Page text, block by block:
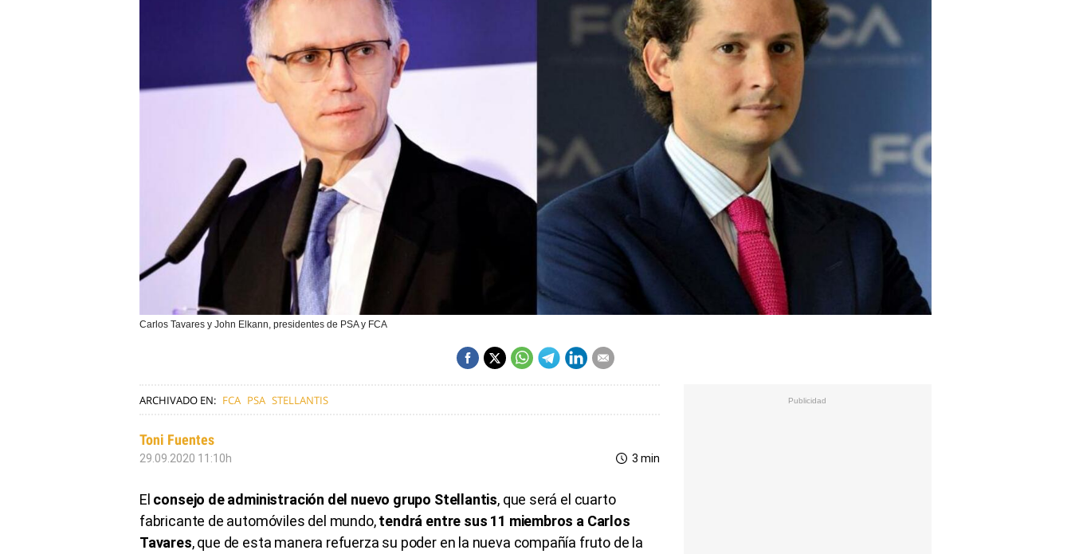
Carlos Tavares y John Elkann, presidentes de PSA y FCA
ARCHIVADO EN: FCA PSA STELLANTIS
Toni Fuentes
29.09.2020 11:10h 3 min
El consejo de administración del nuevo grupo Stellantis, que será el cuarto
fabricante de automóviles del mundo,tendrá entre sus 11 miembros a Carlos
Tavares, que de esta manera refuerza su poder en la nueva compañía fruto de la